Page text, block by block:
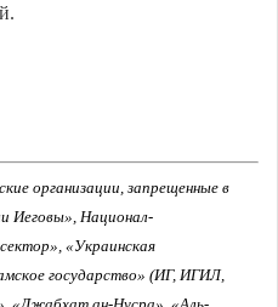
организации, запрещенные в
Иеговы», Национал-
«Украинская
государство» (ИГ, ИГИЛ,